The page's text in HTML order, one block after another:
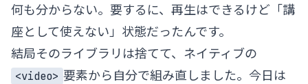
何も分からない。要するに、再生はできるけど「講
座として使えない」状態だったんです。
結局そのライブラリは捨てて、ネイティブの
<video> 要素から自分で組み直しました。今日は